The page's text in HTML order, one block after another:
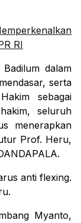
RI
dalam
serta
sebagai
seluruh
menerapkan
Prof. Heru,
anti flexing.
Myanto,